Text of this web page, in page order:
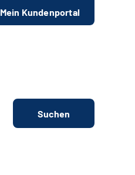
Mein Kundenportal
Suchen